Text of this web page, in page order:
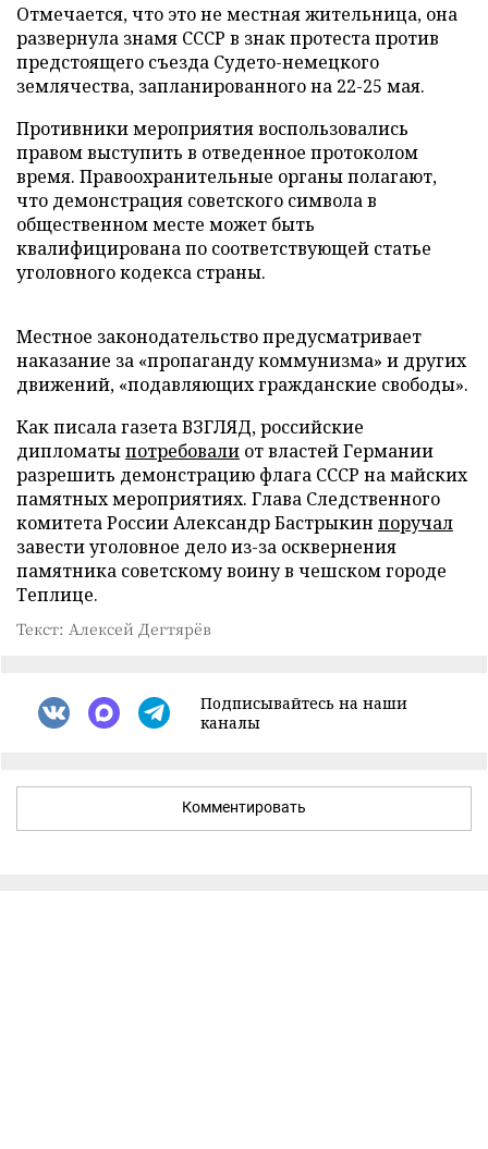
Отмечается, что это не местная жительница, она
развернула знамя СССР в знак протеста против
предстоящего съезда Судето-немецкого
землячества, запланированного на 22-25 мая.
Противники мероприятия воспользовались
правом выступить в отведенное протоколом
время. Правоохранительные органы полагают,
что демонстрация советского символа в
общественном месте может быть
квалифицирована по соответствующей статье
уголовного кодекса страны.
Местное законодательство предусматривает
наказание за «пропаганду коммунизма» и других
движений, «подавляющих гражданские свободы».
Как писала газета ВЗГЛЯД, российские
дипломатыпотребовали от властей Германии
разрешить демонстрацию флага СССР на майских
памятных мероприятиях. Глава Следственного
комитета России Александр Бастрыкин поручал
завести уголовное дело из-за осквернения
памятника советскому воину в чешском городе
Теплице.
Текст: Алексей Дегтярёв
Подписывайтесь на наши
каналы
Комментировать